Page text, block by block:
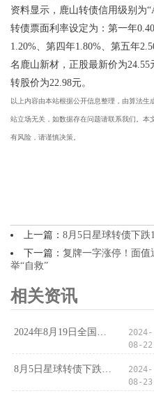
资料显示，鹿山转债信用级别为
转债票面利率设定为：第一年
1.20%、第四年1.80%、第五年
名鹿山新材，正股最新价为24.55
转股价为22.98元。
以上内容由本站根据公开信息整理，由算法生
站立场无关，如数据存在问题请联系我们。
有风险，请谨慎决策。
上一篇： 8月5日星球转债下跌
下一篇： 复牌一字涨停！面
举“自救”
相关资讯
2024年8月19日全国主要批发市场核桃价格行情
2024-
08-22
8月5日星球转债下跌1.64%，转股溢价率29.92%
2024-
08-23